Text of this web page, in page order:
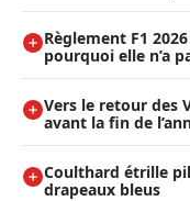
Règlement F1
pourquoi elle n’a
Vers le retour des
avant la fin de
Coulthard étrille
drapeaux bleus